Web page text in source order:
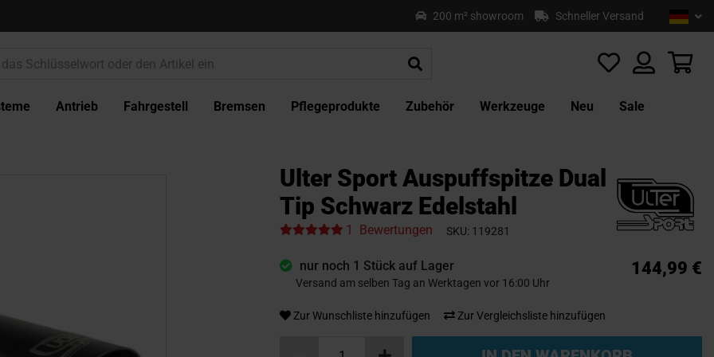
200 m² showroom Schneller Versand
Antrieb Fahrgestell Bremsen Pflegeprodukte Zubehör Werkzeuge Neu Sale
Ulter Sport Auspuffspitze Dual
Tip Schwarz Edelstahl
1 Bewertungen SKU 119281
nur noch 1 Stück auf Lager
Versand am selben Tag an Werktagen vor 16:00 Uhr
144,99 €
Zur Wunschliste hinzufügen Zur Vergleichsliste hinzufügen